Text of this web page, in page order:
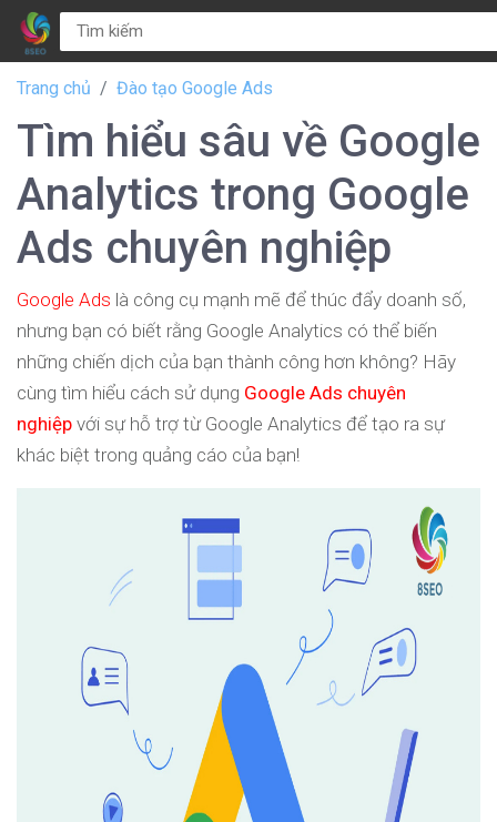
Trang chủ Đào tạo Google Ads
Tìm hiểu sâu về Google
Analytics trong Google
Ads chuyên nghiệp
Google Ads là công cụ mạnh mẽ để thúc đẩy doanh số,
nhưng bạn có biết rằng Google Analytics có thể biến
những chiến dịch của bạn thành công hơn không? Hãy
cùng tìm hiểu cách sử dụng Google Ads chuyên
nghiệp với sự hỗ trợ từ Google Analytics để tạo ra sự
khác biệt trong quảng cáo của bạn!